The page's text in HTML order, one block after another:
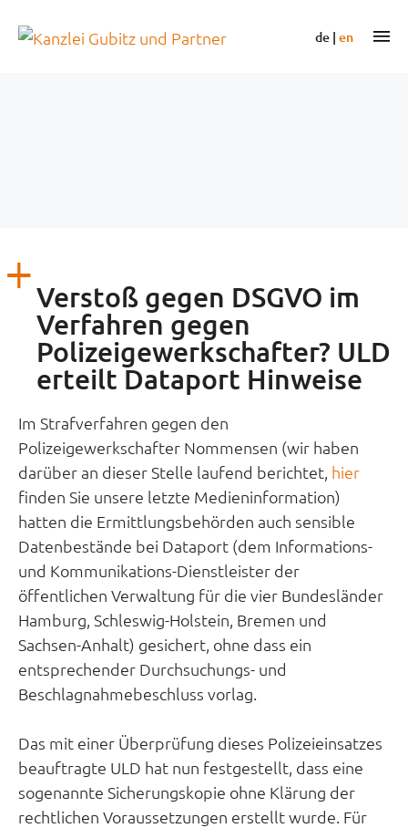
Inhalt
de | en
Verstoß gegen DSGVO im
Verfahren gegen
Polizeigewerkschafter? ULD
erteilt Dataport Hinweise
Im Strafverfahren gegen den
Polizeigewerkschafter Nommensen (wir haben
darüber an dieser Stelle laufend berichtet, hier
finden Sie unsere letzte Medieninformation)
hatten die Ermittlungsbehörden auch sensible
Datenbestände bei Dataport (dem Informations-
und Kommunikations-Dienstleister der
öffentlichen Verwaltung für die vier Bundesländer
Hamburg, Schleswig-Holstein, Bremen und
Sachsen-Anhalt) gesichert, ohne dass ein
entsprechender Durchsuchungs- und
Beschlagnahmebeschluss vorlag.
Das mit einer Überprüfung dieses Polizeieinsatzes
beauftragte ULD hat nun festgestellt, dass eine
sogenannte Sicherungskopie ohne Klärung der
rechtlichen Voraussetzungen erstellt wurde. Für